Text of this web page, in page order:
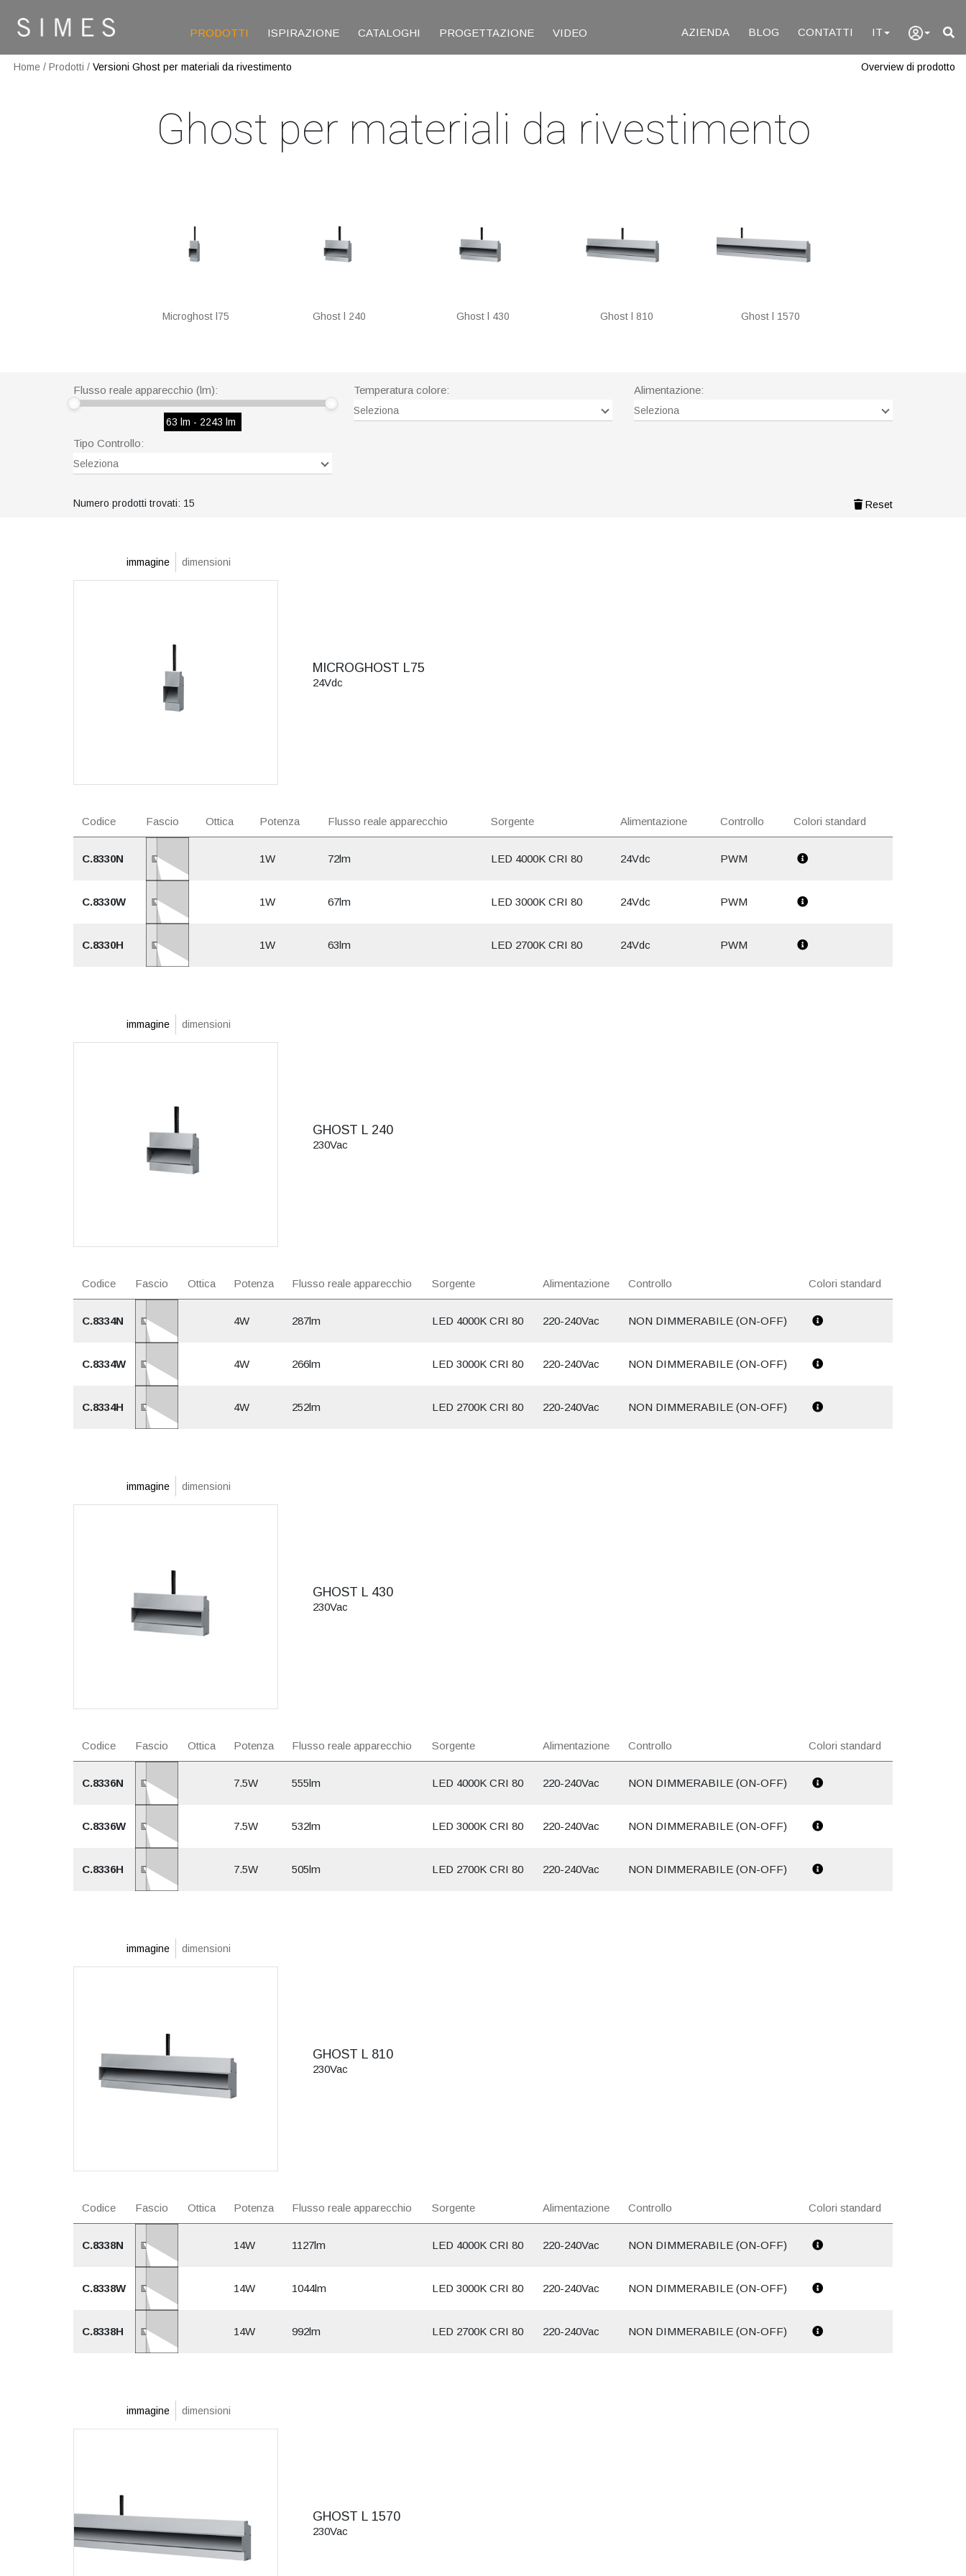
PRODOTTI ISPIRAZIONE CATALOGHI PROGETTAZIONE VIDEO AZIENDA BLOG CONTATTI IT
Home / Prodotti / Versioni Ghost per materiali da rivestimento Overview di prodotto
Ghost per materiali da rivestimento
Microghost l75 Ghost l 240 Ghost l 430 Ghost l 810 Ghost l 1570
Flusso reale apparecchio (lm):
63 lm - 2243 lm
Temperatura colore:
Seleziona
Alimentazione:
Seleziona
Tipo Controllo:
Seleziona
Numero prodotti trovati: 15 Reset
immagine dimensioni
MICROGHOST L75
24Vdc
Codice Fascio Ottica Potenza Flusso reale apparecchio Sorgente Alimentazione Controllo Colori standard
C.8330N 1W 72lm LED 4000K CRI 80 24Vdc PWM
C.8330W 1W 67lm LED 3000K CRI 80 24Vdc PWM
C.8330H 1W 63lm LED 2700K CRI 80 24Vdc PWM
immagine dimensioni
GHOST L 240
230Vac
Codice Fascio Ottica Potenza Flusso reale apparecchio Sorgente Alimentazione Controllo Colori standard
C.8334N 4W 287lm LED 4000K CRI 80 220-240Vac NON DIMMERABILE (ON-OFF)
C.8334W 4W 266lm LED 3000K CRI 80 220-240Vac NON DIMMERABILE (ON-OFF)
C.8334H 4W 252lm LED 2700K CRI 80 220-240Vac NON DIMMERABILE (ON-OFF)
immagine dimensioni
GHOST L 430
230Vac
Codice Fascio Ottica Potenza Flusso reale apparecchio Sorgente Alimentazione Controllo Colori standard
C.8336N 7.5W 555lm LED 4000K CRI 80 220-240Vac NON DIMMERABILE (ON-OFF)
C.8336W 7.5W 532lm LED 3000K CRI 80 220-240Vac NON DIMMERABILE (ON-OFF)
C.8336H 7.5W 505lm LED 2700K CRI 80 220-240Vac NON DIMMERABILE (ON-OFF)
immagine dimensioni
GHOST L 810
230Vac
Codice Fascio Ottica Potenza Flusso reale apparecchio Sorgente Alimentazione Controllo Colori standard
C.8338N 14W 1127lm LED 4000K CRI 80 220-240Vac NON DIMMERABILE (ON-OFF)
C.8338W 14W 1044lm LED 3000K CRI 80 220-240Vac NON DIMMERABILE (ON-OFF)
C.8338H 14W 992lm LED 2700K CRI 80 220-240Vac NON DIMMERABILE (ON-OFF)
immagine dimensioni
GHOST L 1570
230Vac